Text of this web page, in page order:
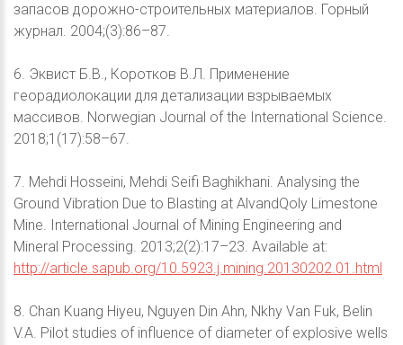
запасов дорожно-строительных материалов. Горный
журнал. 2004;(3):86–87.
6. Эквист Б.В., Коротков В.Л. Применение
георадиолокации для детализации взрываемых
массивов. Norwegian Journal of the International Science.
2018;1(17):58–67.
7. Mehdi Hosseini, Mehdi Seifi Baghikhani. Analysing the
Ground Vibration Due to Blasting at AlvandQoly Limestone
Mine. International Journal of Mining Engineering and
Mineral Processing. 2013;2(2):17–23. Available at:
http://article.sapub.org/10.5923.j.mining.20130202.01.html
8. Chan Kuang Hiyeu, Nguyen Din Ahn, Nkhy Van Fuk, Belin
V.A. Pilot studies of influence of diameter of explosive wells